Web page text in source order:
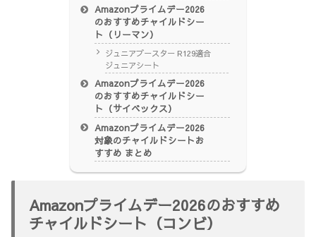
Amazonプライムデー2026
のおすすめチャイルドシー
ト（リーマン）
ジュニアブースター R129適合
ジュニアシート
Amazonプライムデー2026
のおすすめチャイルドシー
ト（サイベックス）
Amazonプライムデー2026
対象のチャイルドシートお
すすめ まとめ
Amazonプライムデー2026のおすすめ
チャイルドシート（コンビ）